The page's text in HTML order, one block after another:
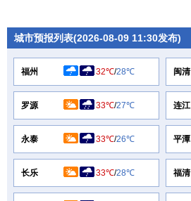
城市预报列表(2026-08-09 11:30发布)
福州 32℃/28℃ 闽清
罗源 33℃/27℃ 连江
永泰 33℃/26℃ 平潭
长乐 33℃/28℃ 福清